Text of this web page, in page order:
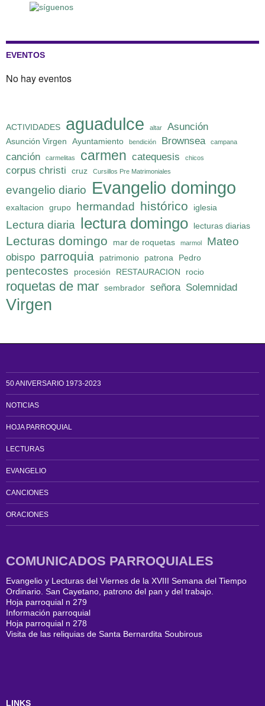
EVENTOS
No hay eventos
ACTIVIDADES aguadulce altar Asunción
Asunción Virgen Ayuntamiento bendición Brownsea campana
canción carmelitas carmen catequesis chicos
corpus christi cruz Cursillos Pre Matrimoniales
evangelio diario Evangelio domingo
exaltacion grupo hermandad histórico iglesia
Lectura diaria lectura domingo lecturas diarias
Lecturas domingo mar de roquetas marmol Mateo
obispo parroquia patrimonio patrona Pedro
pentecostes procesión RESTAURACION rocio
roquetas de mar sembrador señora Solemnidad
Virgen
50 ANIVERSARIO 1973-2023
NOTICIAS
HOJA PARROQUIAL
LECTURAS
EVANGELIO
CANCIONES
ORACIONES
COMUNICADOS PARROQUIALES
Evangelio y Lecturas del Viernes de la XVIII Semana del Tiempo
Ordinario. San Cayetano, patrono del pan y del trabajo.
Hoja parroquial n 279
Información parroquial
Hoja parroquial n 278
Visita de las reliquias de Santa Bernardita Soubirous
LINKS